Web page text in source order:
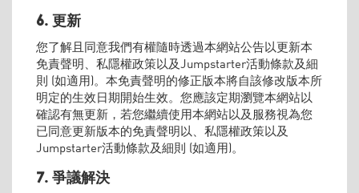
6. 更新
您了解且同意我們有權隨時透過本網站公告以更新本
免責聲明、私隱權政策以及Jumpstarter活動條款及細
則 (如適用)。本免責聲明的修正版本將自該修改版本所
明定的生效日期開始生效。您應該定期瀏覽本網站以
確認有無更新，若您繼續使用本網站以及服務視為您
已同意更新版本的免責聲明以、私隱權政策以及
Jumpstarter活動條款及細則 (如適用)。
7. 爭議解決